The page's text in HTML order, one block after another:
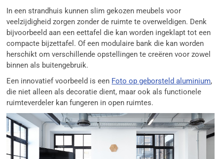
In een strandhuis kunnen slim gekozen meubels voor
veelzijdigheid zorgen zonder de ruimte te overweldigen. Denk
bijvoorbeeld aan een eettafel die kan worden ingeklapt tot een
compacte bijzettafel. Of een modulaire bank die kan worden
herschikt om verschillende opstellingen te creëren voor zowel
binnen als buitengebruik.
Een innovatief voorbeeld is een Foto op geborsteld aluminium,
die niet alleen als decoratie dient, maar ook als functionele
ruimteverdeler kan fungeren in open ruimtes.